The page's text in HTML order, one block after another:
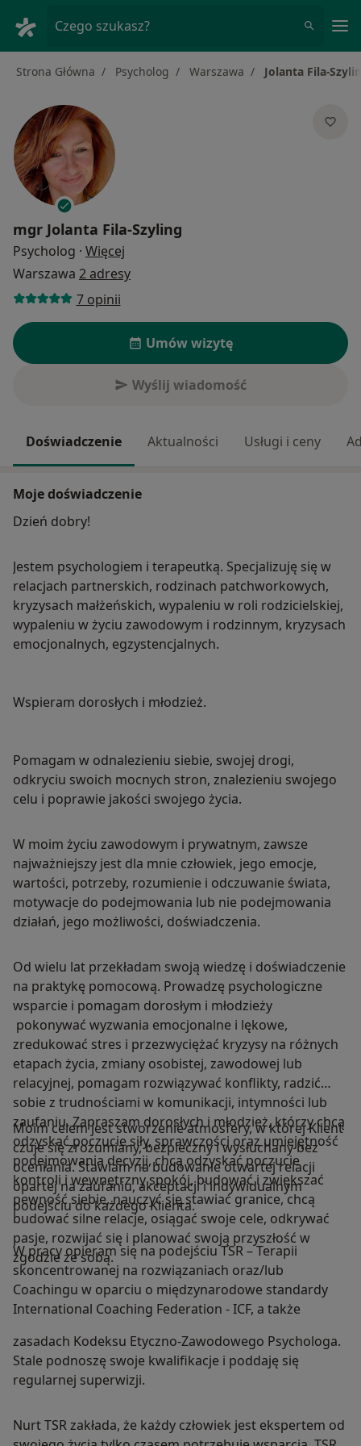
Czego szukasz?
Strona Główna Psycholog Warszawa Jolanta Fila-
mgr Jolanta Fila-Szyling
Psycholog · Więcej
Warszawa 2 adresy
7 opinii
Umów wizytę
Wyślij wiadomość
Doświadczenie Aktualności Usługi i ceny
Moje doświadczenie
Dzień dobry!
Jestem psychologiem i terapeutką. Specjalizuję się w
relacjach partnerskich, rodzinach patchworkowych,
kryzysach małżeńskich, wypaleniu w roli rodzicielskiej,
wypaleniu w życiu zawodowym i rodzinnym, kryzysach
emocjonalnych, egzystencjalnych.
Wspieram dorosłych i młodzież.
Pomagam w odnalezieniu siebie, swojej drogi,
odkryciu swoich mocnych stron, znalezieniu swojego
celu i poprawie jakości swojego życia.
W moim życiu zawodowym i prywatnym, zawsze
najważniejszy jest dla mnie człowiek, jego emocje,
wartości, potrzeby, rozumienie i odczuwanie świata,
motywacje do podejmowania lub nie podejmowania
działań, jego możliwości, doświadczenia.
Od wielu lat przekładam swoją wiedzę i doświadczenie
na praktykę pomocową. Prowadzę psychologiczne
wsparcie i pomagam dorosłym i młodzieży
pokonywać wyzwania emocjonalne i lękowe,
zredukować stres i przezwyciężać kryzysy na różnych
etapach życia, zmiany osobistej, zawodowej lub
relacyjnej, pomagam rozwiązywać konflikty, radzić
sobie z trudnościami w komunikacji, intymności lub
zaufaniu. Zapraszam dorosłych i młodzież, którzy chcą
odzyskać poczucie siły, sprawczości oraz umiejętność
podejmowania decyzji, chcą odzyskać poczucie
kontroli i wewnętrzny spokój, budować i zwiększać
pewność siebie, nauczyć się stawiać granice, chcą
budować silne relacje, osiągać swoje cele, odkrywać
pasje, rozwijać się i planować swoją przyszłość w
zgodzie ze sobą.
Moim celem jest stworzenie atmosfery, w której Klient
czuje się zrozumiany, bezpieczny i wysłuchany bez
oceniania. Stawiam na budowanie otwartej relacji
opartej na zaufaniu, akceptacji i indywidualnym
podejściu do każdego Klienta.
W pracy opieram się na podejściu TSR – Terapii
skoncentrowanej na rozwiązaniach oraz/lub
Coachingu w oparciu o międzynarodowe standardy
International Coaching Federation - ICF, a także
zasadach Kodeksu Etyczno-Zawodowego Psychologa.
Stale podnoszę swoje kwalifikacje i poddaję się
regularnej superwizji.
Nurt TSR zakłada, że każdy człowiek jest ekspertem od